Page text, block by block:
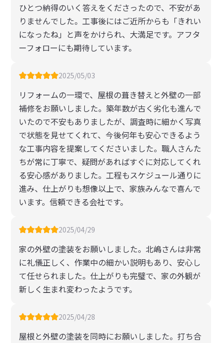
ひとつ納得のいく答えをくださったので、不安があ
りませんでした。工事後にはご近所からも「きれい
になったね」と声をかけられ、大満足です。アフタ
ーフォローにも期待しています。
2025/05/03
リフォームの一環で、屋根の葺き替えと外壁の一部
補修をお願いしました。築年数が古く劣化も進んで
いたので不安もありましたが、調査時に細かく写真
で状態を見せてくれて、今後何年も安心できるよう
な工事内容を提案してくださいました。職人さんた
ちが常に丁寧で、疑問があればすぐに対応してくれ
る安心感がありました。工程もスケジュール通りに
進み、仕上がりも想像以上で、家族みんなで喜んで
います。信頼できる会社です。
2025/04/29
家の外壁の塗装をお願いしました。北嶋さんは非常
に礼儀正しく、作業中の細かい説明もあり、安心し
て任せられました。仕上がりも完璧で、家の外観が
新しく生まれ変わったようです。
2025/04/28
屋根と外壁の塗装を同時にお願いしました。打ち合